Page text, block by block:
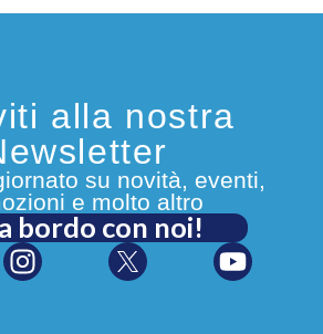
alla nostra
su novità, eventi,
e molto altro
bordo con noi!